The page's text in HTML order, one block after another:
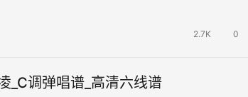
2.7K 0
_C调弹唱谱_高清六线谱